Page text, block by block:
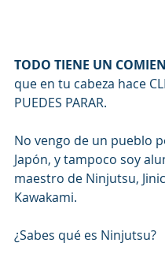
TODO TIENE UN
que en tu cabeza hace
PUEDES PARAR.
No vengo de un pueblo
Japón, y tampoco soy
maestro de Ninjutsu,
Kawakami.
¿Sabes qué es Ninjutsu?